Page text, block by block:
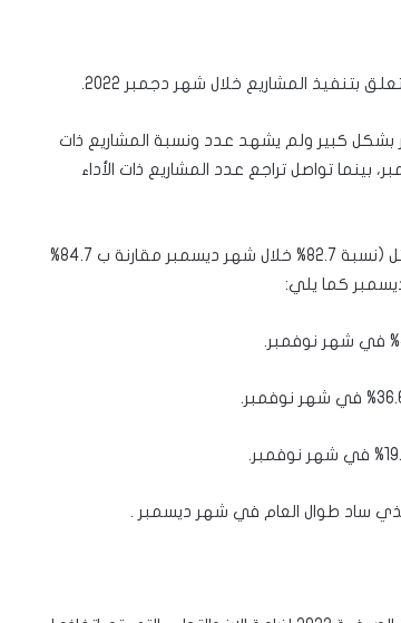
بتنفيذ المشاريع خلال شهر دجمبر 2022.
بشكل كبير ولم يشهد عدد ونسبة المشاريع ذات
بينما تواصل تراجع عدد المشاريع ذات الأداء
ومن بين 67 مشروعا التي تم التوصل بردود بشأنها وهو ما يمثل (نسبة 82.7% خلال شهر ديسمبر مقارنة ب 84.7%
كما يلي:
الذي ساد طوال العام في شهر ديسمبر .